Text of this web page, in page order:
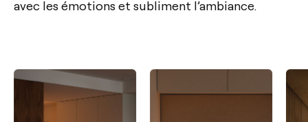
avec les émotions et subliment l’ambiance.